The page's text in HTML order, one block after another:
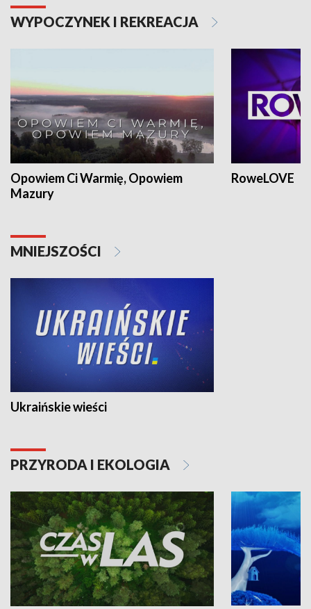
WYPOCZYNEK I REKREACJA
Opowiem Ci Warmię, Opowiem
Mazury
RoweLOVE
MNIEJSZOŚCI
Ukraińskie wieści
PRZYRODA I EKOLOGIA